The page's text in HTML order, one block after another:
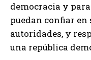
democracia y
puedan confiar
autoridades, y
una república